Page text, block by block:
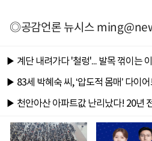
◎공감언론 뉴시스